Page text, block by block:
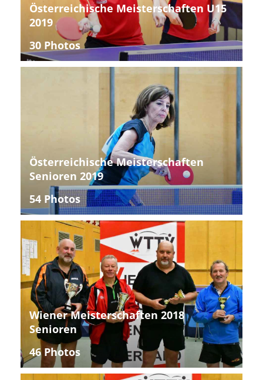
Österreichische Meisterschaften U15
2019
30 Photos
Österreichische Meisterschaften
Senioren 2019
54 Photos
Wiener Meisterschaften 2018
Senioren
46 Photos